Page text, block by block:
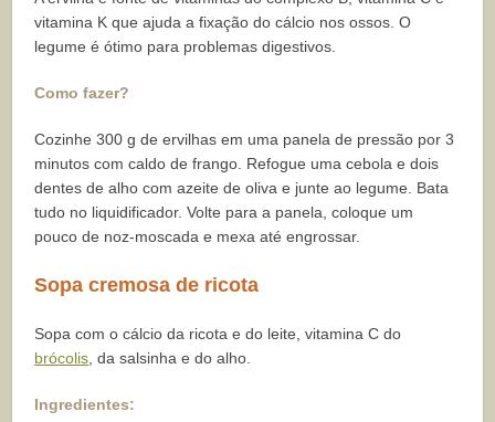
vitamina K que ajuda a fixação do cálcio nos ossos. O
legume é ótimo para problemas digestivos.
Como fazer?
Cozinhe 300 g de ervilhas em uma panela de pressão por 3
minutos com caldo de frango. Refogue uma cebola e dois
dentes de alho com azeite de oliva e junte ao legume. Bata
tudo no liquidificador. Volte para a panela, coloque um
pouco de noz-moscada e mexa até engrossar.
Sopa cremosa de ricota
Sopa com o cálcio da ricota e do leite, vitamina C do
brócolis , da salsinha e do alho.
Ingredientes: